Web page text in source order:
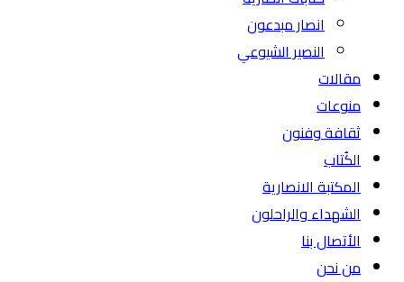
انصار مبدعون
النصیر الشیوعي
مقالات
منوعات
ثقافة وفنون
الكُتاب
المكتبة الانصارية
الشهداء والراحلون
الأتصال بنا
من نحن